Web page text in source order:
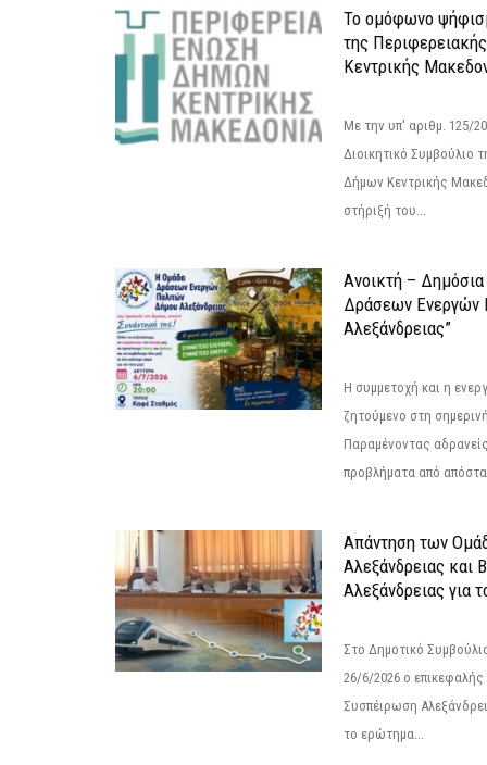
Το ομόφωνο
της
Κεντρικής
Με την υπ' αριθμ. 125/
Διοικητικό Συμβούλιο
Δήμων Κεντρικής
στήριξή του...
Ανοικτή –
Δράσεων Eνεργών
Αλεξάνδρειας”
Η συμμετοχή και η
ζητούμενο στη
Παραμένοντας
προβλήματα από
Απάντηση των
Αλεξάνδρειας και
Αλεξάνδρειας για
Στο Δημοτικό
26/6/2026 ο
Συσπέιρωση
το ερώτημα...